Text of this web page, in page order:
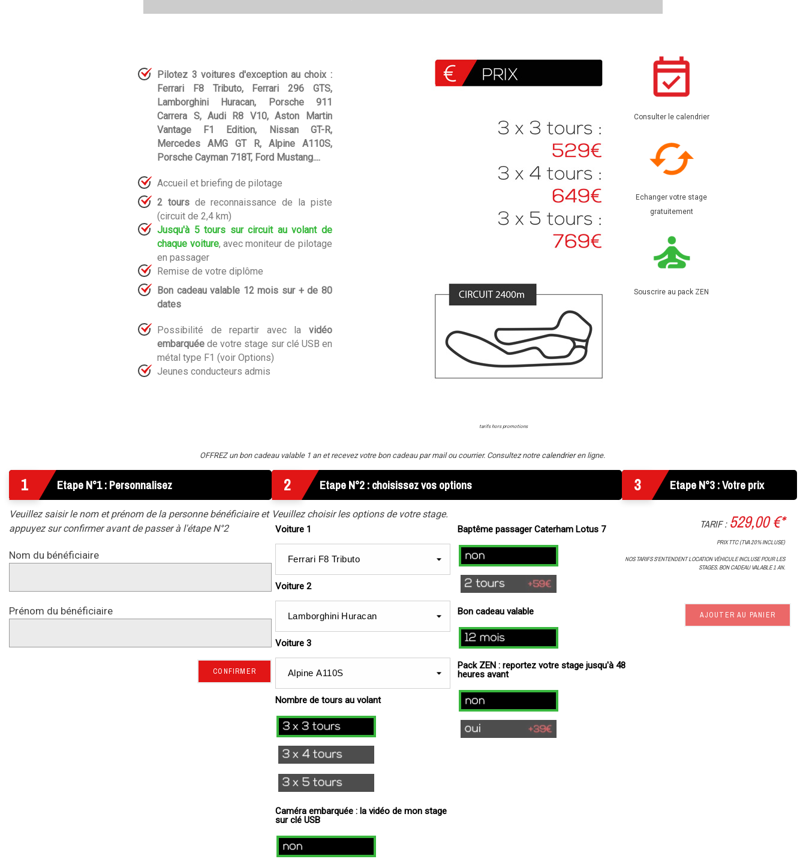
Pilotez 3 voitures d'exception au choix :
Ferrari F8 Tributo, Ferrari 296 GTS,
Lamborghini Huracan, Porsche 911
Carrera S, Audi R8 V10, Aston Martin
Vantage F1 Edition, Nissan GT-R,
Mercedes AMG GT R, Alpine A110S,
Porsche Cayman 718T, Ford Mustang....
Accueil et briefing de pilotage
2 tours de reconnaissance de la piste
(circuit de 2,4 km)
Jusqu'à 5 tours sur circuit au volant de
chaque voiture, avec moniteur de pilotage
en passager
Remise de votre diplôme
Bon cadeau valable 12 mois sur + de 80
dates
Possibilité de repartir avec la vidéo
embarquée de votre stage sur clé USB en
métal type F1 (voir Options)
Jeunes conducteurs admis
tarifs hors promotions
Consulter le calendrier
Echanger votre stage
gratuitement
Souscrire au pack ZEN
OFFREZ un bon cadeau valable 1 an et recevez votre bon cadeau par mail ou courrier. Consultez notre calendrieren ligne.
1 Etape N°1 : Personnalisez
Veuillez saisir le nom et prénom de la personne bénéficiaire et
appuyez sur confirmer avant de passer à l'étape N°2
Nom du bénéficiaire
Prénom du bénéficiaire
CONFIRMER
2 Etape N°2 : choisissez vos options
Veuillez choisir les options de votre stage.
Voiture 1
Voiture 2
Voiture 3
Nombre de tours au volant
3x3
Tours
3x4
Tours
3x5
Tours
Caméra embarquée : la vidéo de mon stage
sur clé USB
non
Baptême passager Caterham Lotus 7
non
2
tours
(+
59€
Bon cadeau valable
12
mois
Pack ZEN : reportez votre stage jusqu'à 48
heures avant
Non
Oui
(+
3 Etape N°3 : Votre prix
TARIF : 529,00 €*
PRIX TTC (TVA 20% INCLUSE)
NOS TARIFS S'ENTENDENT LOCATION VÉHICULE INCLUSE POUR LES
STAGES. BON CADEAU VALABLE 1 AN.
AJOUTER AU PANIER